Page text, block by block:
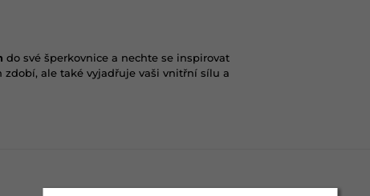
do své šperkovnice a nechte se inspirovat
ale také vyjadřuje vaši vnitřní sílu a